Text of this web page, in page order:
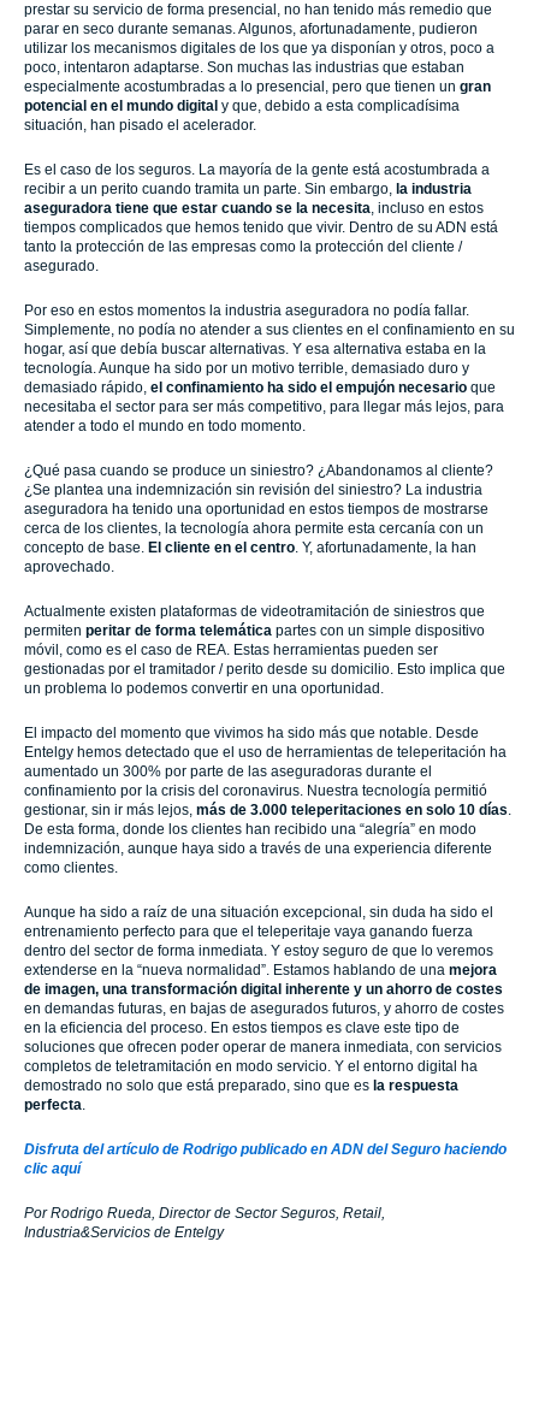
prestar su servicio de forma presencial, no han tenido más remedio que
parar en seco durante semanas. Algunos, afortunadamente, pudieron
utilizar los mecanismos digitales de los que ya disponían y otros, poco a
poco, intentaron adaptarse. Son muchas las industrias que estaban
especialmente acostumbradas a lo presencial, pero que tienen un gran
potencial en el mundo digital y que, debido a esta complicadísima
situación, han pisado el acelerador.
Es el caso de los seguros. La mayoría de la gente está acostumbrada a
recibir a un perito cuando tramita un parte. Sin embargo, la industria
aseguradora tiene que estar cuando se la necesita, incluso en estos
tiempos complicados que hemos tenido que vivir. Dentro de su ADN está
tanto la protección de las empresas como la protección del cliente /
asegurado.
Por eso en estos momentos la industria aseguradora no podía fallar.
Simplemente, no podía no atender a sus clientes en el confinamiento en su
hogar, así que debía buscar alternativas. Y esa alternativa estaba en la
tecnología. Aunque ha sido por un motivo terrible, demasiado duro y
demasiado rápido, el confinamiento ha sido el empujón necesario que
necesitaba el sector para ser más competitivo, para llegar más lejos, para
atender a todo el mundo en todo momento.
¿Qué pasa cuando se produce un siniestro? ¿Abandonamos al cliente?
¿Se plantea una indemnización sin revisión del siniestro? La industria
aseguradora ha tenido una oportunidad en estos tiempos de mostrarse
cerca de los clientes, la tecnología ahora permite esta cercanía con un
concepto de base. El cliente en el centro. Y, afortunadamente, la han
aprovechado.
Actualmente existen plataformas de videotramitación de siniestros que
permiten peritar de forma telemática partes con un simple dispositivo
móvil, como es el caso de REA. Estas herramientas pueden ser
gestionadas por el tramitador / perito desde su domicilio. Esto implica que
un problema lo podemos convertir en una oportunidad.
El impacto del momento que vivimos ha sido más que notable. Desde
Entelgy hemos detectado que el uso de herramientas de teleperitación ha
aumentado un 300% por parte de las aseguradoras durante el
confinamiento por la crisis del coronavirus. Nuestra tecnología permitió
gestionar, sin ir más lejos, más de 3.000 teleperitaciones en solo 10 días.
De esta forma, donde los clientes han recibido una “alegría” en modo
indemnización, aunque haya sido a través de una experiencia diferente
como clientes.
Aunque ha sido a raíz de una situación excepcional, sin duda ha sido el
entrenamiento perfecto para que el teleperitaje vaya ganando fuerza
dentro del sector de forma inmediata. Y estoy seguro de que lo veremos
extenderse en la “nueva normalidad”. Estamos hablando de una mejora
de imagen, una transformación digital inherente y un ahorro de costes
en demandas futuras, en bajas de asegurados futuros, y ahorro de costes
en la eficiencia del proceso. En estos tiempos es clave este tipo de
soluciones que ofrecen poder operar de manera inmediata, con servicios
completos de teletramitación en modo servicio. Y el entorno digital ha
demostrado no solo que está preparado, sino que es la respuesta
perfecta.
Disfruta del artículo de Rodrigo publicado en ADN del Seguro haciendo
clic aquí
Por Rodrigo Rueda, Director de Sector Seguros, Retail,
Industria&Servicios de Entelgy